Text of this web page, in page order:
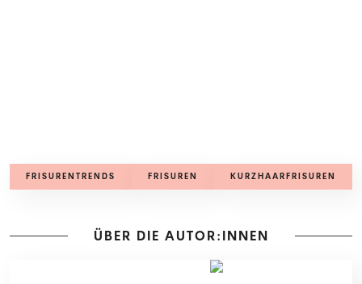
FRISURENTRENDS FRISUREN KURZHAARFRISUREN
ÜBER DIE AUTOR:INNEN